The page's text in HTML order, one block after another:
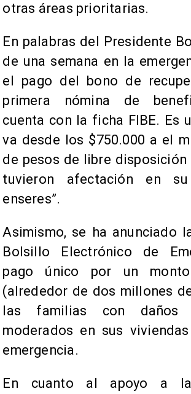
otras áreas prioritarias.
En palabras del Presidente
de una semana en la
el pago del bono de
primera nómina de
cuenta con la ficha FIBE. Es
va desde los $750.000 a el
de pesos de libre disposición
tuvieron afectación en
enseres”.
Asimismo, se ha anunciado
Bolsillo Electrónico de
pago único por un
(alrededor de dos millones
las familias con daños
moderados en sus
emergencia.
En cuanto al apoyo a